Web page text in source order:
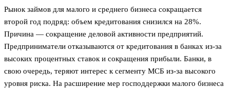
Рынок займов для малого и среднего бизнеса сокращается
второй год подряд: объем кредитования снизился на 28%.
Причина — сокращение деловой активности предприятий.
Предприниматели отказываются от кредитования в банках из-за
высоких процентных ставок и сокращения прибыли. Банки, в
свою очередь, теряют интерес к сегменту МСБ из-за высокого
уровня риска. На расширение мер господдержки малого бизнеса